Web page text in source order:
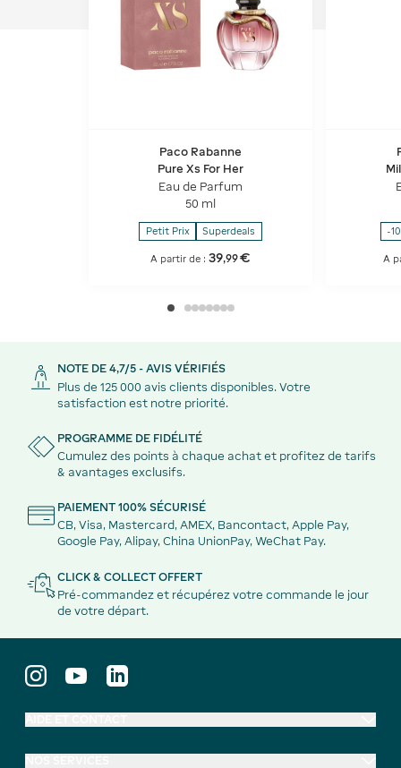
Paco Rabanne
Pure Xs For Her
Eau de Parfum
50 ml
Petit Prix Superdeals
A partir de : 39,99€
-
A
NOTE DE 4,7/5 - AVIS VÉRIFIÉS
Plus de 125 000 avis clients disponibles. Votre
satisfaction est notre priorité.
PROGRAMME DE FIDÉLITÉ
Cumulez des points à chaque achat et profitez de tarifs
& avantages exclusifs.
PAIEMENT 100% SÉCURISÉ
CB, Visa, Mastercard, AMEX, Bancontact, Apple Pay,
Google Pay, Alipay, China UnionPay, WeChat Pay.
CLICK & COLLECT OFFERT
Pré-commandez et récupérez votre commande le jour
de votre départ.